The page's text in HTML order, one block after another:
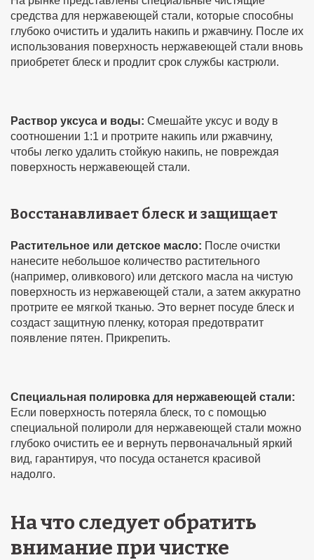
средства для нержавеющей стали, которые способны
глубоко очистить и удалить накипь и ржавчину. После их
использования поверхность нержавеющей стали вновь
приобретет блеск и продлит срок службы кастрюли.
Раствор уксуса и воды: Смешайте уксус и воду в
соотношении 1:1 и протрите накипь или ржавчину,
чтобы легко удалить стойкую накипь, не повреждая
поверхность нержавеющей стали.
Восстанавливает блеск и защищает
Растительное или детское масло: После очистки
нанесите небольшое количество растительного
(например, оливкового) или детского масла на чистую
поверхность из нержавеющей стали, а затем аккуратно
протрите ее мягкой тканью. Это вернет посуде блеск и
создаст защитную пленку, которая предотвратит
появление пятен. Прикрепить.
Специальная полировка для нержавеющей стали:
Если поверхность потеряла блеск, то с помощью
специальной полироли для нержавеющей стали можно
глубоко очистить ее и вернуть первоначальный яркий
вид, гарантируя, что посуда останется красивой
надолго.
На что следует обратить
внимание при чистке